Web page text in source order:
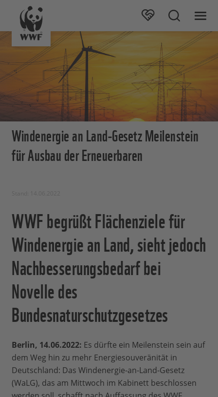
Windenergie an Land-Gesetz Meilenstein
für Ausbau der Erneuerbaren
WWF begrüßt Flächenziele für
Windenergie an Land, sieht jedoch
Nachbesserungsbedarf bei
Novelle des
Bundesnaturschutzgesetzes
Berlin, 14.06.2022: Es dürfte ein Meilenstein sein auf
dem Weg hin zu mehr Energiesouveränität in
Deutschland: Das Windenergie-an-Land-Gesetz
(WaLG), das am Mittwoch im Kabinett beschlossen